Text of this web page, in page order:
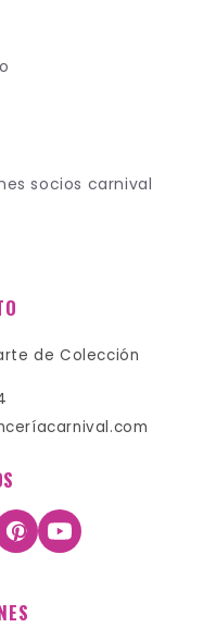
socios carnival
de Colección